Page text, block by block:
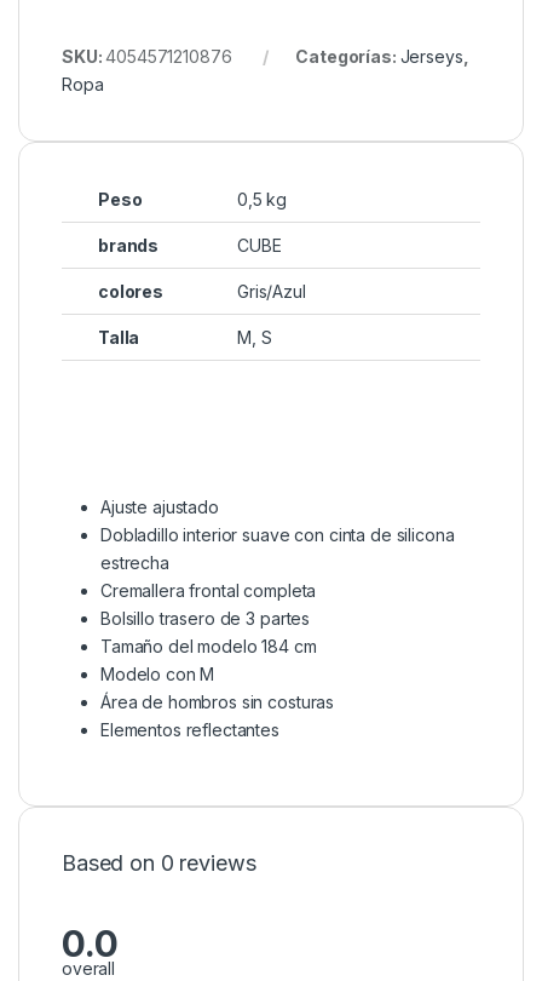
SKU:4054571210876 Categorías: Jerseys
Ropa
Peso 0,5 kg
brands CUBE
colores Gris/Azul
Talla M, S
Ajuste ajustado
Dobladillo interior suave con cinta de silicona
estrecha
Cremallera frontal completa
Bolsillo trasero de 3 partes
Tamaño del modelo 184 cm
Modelo con M
Área de hombros sin costuras
Elementos reflectantes
Based on 0 reviews
0.0
overall